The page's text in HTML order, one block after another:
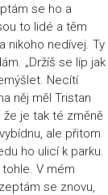
se ho a
to lidé a těm
nikoho nedívej. Ty
„Držíš se líp jak
Necítí
něj měl Tristan
je tak té změně
ale přitom
ho ulicí k parku.
V mém
se znovu,